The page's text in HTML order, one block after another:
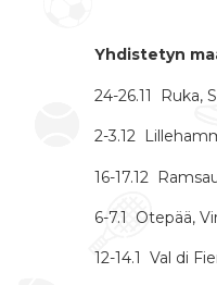
Yhdistetyn
24-26.11 Ruka,
2-3.12
16-17.12
6-7.1 Otepää,
12-14.1 Val di